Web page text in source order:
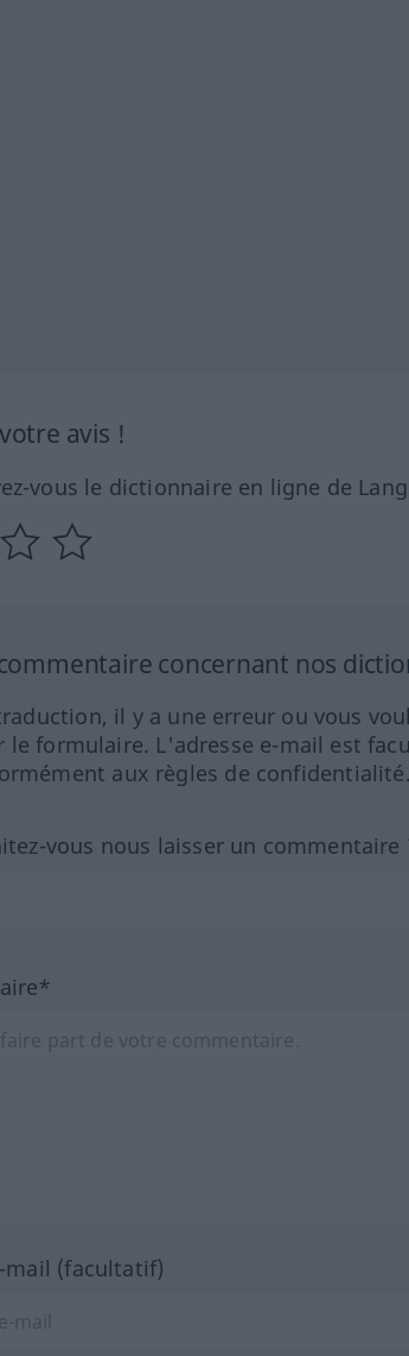
avis !
vous le dictionnaire en ligne de
concernant nos
il y a une erreur ou vous
formulaire. L'adresse e-mail est
aux règles de confidentialité.
vous nous laisser un commentaire
mail (facultatif)